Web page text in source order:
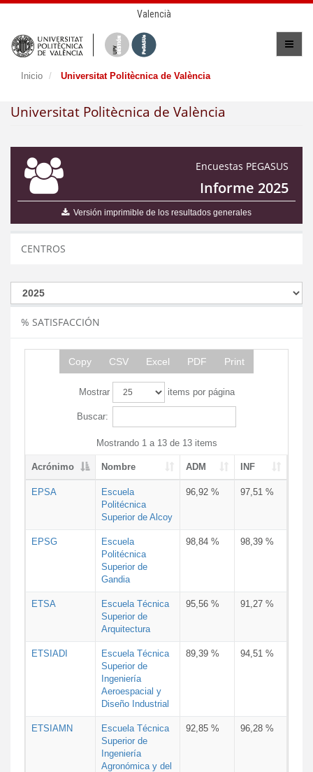
Valencià
Inicio Universitat Politècnica de València
Universitat Politècnica de València
Encuestas PEGASUS
Informe 2025
Versión imprimible de los resultados generales
CENTROS
% SATISFACCIÓN
Copy CSV Excel PDF Print
Mostrar items por página
Buscar:
Mostrando 1 a 13 de 13 items
Acrónimo Nombre ADM INF
EPSA
Escuela
Politécnica
Superior de Alcoy
96,92 % 97,51 %
EPSG
Escuela
Politécnica
Superior de
Gandia
98,84 % 98,39 %
ETSA
Escuela Técnica
Superior de
Arquitectura
95,56 % 91,27 %
ETSIADI
Escuela Técnica
Superior de
Ingeniería
Aeroespacial y
Diseño Industrial
89,39 % 94,51 %
ETSIAMN
Escuela Técnica
Superior de
Ingeniería
Agronómica y del
92,85 % 96,28 %